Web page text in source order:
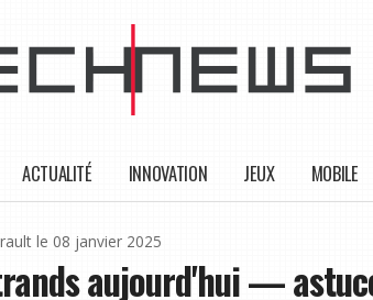
ACTUALITÉ INNOVATION JEUX MOBILE
le 08 janvier 2025
aujourd'hui —